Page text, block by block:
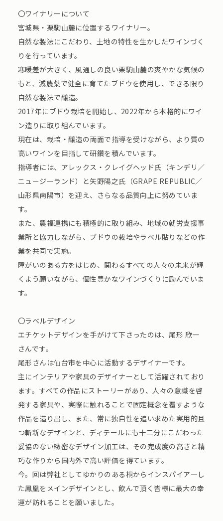
〇ワイナリーについて
宮城県・栗駒山麓に位置するワイナリー。
自然な製法にこだわり、土地の特性を生かしたワインづく
りを行っています。
寒暖差が大きく、風通しの良い栗駒山麓の爽やかな気候の
もと、減農薬で健全に育てたブドウを使用し、できる限り
自然な製法で醸造。
2017年にブドウ栽培を開始し、2022年から本格的にワイ
ン造りに取り組んでいます。
現在は、栽培・醸造の両面で指導を受けながら、より質の
高いワインを目指して研鑽を積んでいます。
指導者には、アレックス・クレイグヘッド氏（キンデリ／
ニュージーランド）と矢野陽之氏（GRAPE REPUBLIC／
山形県南陽市）を迎え、さらなる品質向上に努めていま
す。
また、農福連携にも積極的に取り組み、地域の就労支援事
業所と協力しながら、ブドウの栽培やラベル貼りなどの作
業を共同で実施。
障がいのある方をはじめ、関わるすべての人々の未来が輝
くよう願いながら、個性豊かなワインづくりに励んでいま
す。
〇ラベルデザイン
エチケットデザインを手がけて下さったのは、尾形 欣一
さんです。
尾形さんは仙台市を中心に活動するデザイナーです。
主にインテリアや家具のデザイナーとして活躍されており
ます。すべての作品にストーリーがあり、人々の意識を啓
発する家具や、実際に触れることで固定概念を覆すような
作品を造り出し、また、常に独自性を追い求めた実用的且
つ斬新なデザインと、ディテールにも十二分にこだわった
妥協のない緻密なデザイン加工は、その完成度の高さと精
巧な作りから国内外で高い評価を得ています。
今。回は弊社としてゆかりのある桐からインスパイア―し
た鳳凰をメインデザインとし、飲んで頂く皆様に最大の幸
運が訪れることを願いました。